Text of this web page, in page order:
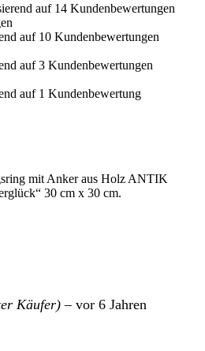
auf 14 Kundenbewertungen
auf 10 Kundenbewertungen
auf3 Kundenbewertungen
auf 1 Kundenbewertung
mit Anker aus Holz ANTIK
30 cm x 30 cm.
Käufer) – vor 6 Jahren